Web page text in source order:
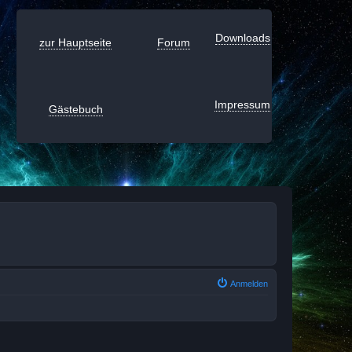
zur Hauptseite Forum Downloads
Gästebuch Impressum
Anmelden